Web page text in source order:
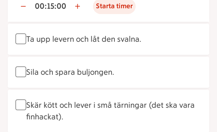
00:15:00 Starta timer
Ta upp levern och låt den svalna.
Sila och spara buljongen.
Skär kött och lever i små tärningar (det ska vara
finhackat).